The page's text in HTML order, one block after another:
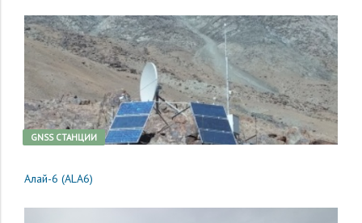
GNSS CТАНЦИИ
Алай-6 (ALA6)